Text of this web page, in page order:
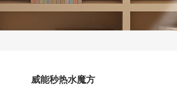
威能秒热水魔方